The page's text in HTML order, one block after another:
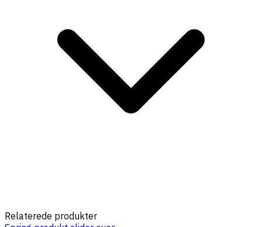
Relaterede produkter